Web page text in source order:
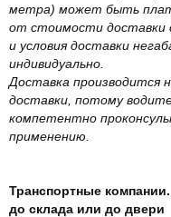
метра) может быть
от стоимости
и условия доставки
индивидуально.
Доставка производится
доставки, потому
компетентно
применению.
Транспортные
до склада или до двери